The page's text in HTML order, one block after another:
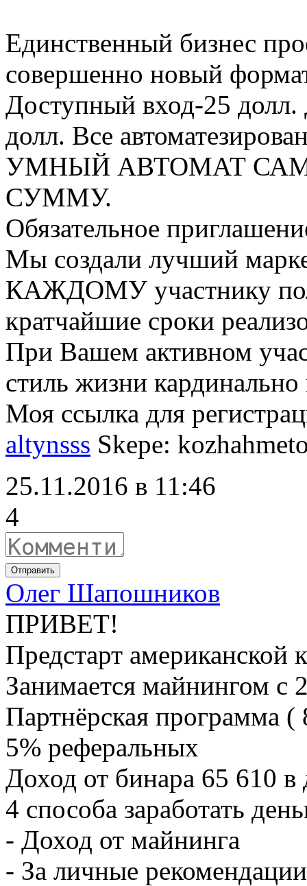
Единственный бизнес
совершенно новый
Доступный вход-25
долл. Все
УМНЫЙ АВТОМАТ
СУММУ.
Обязательное
Мы создали лучший
КАЖДОМУ участнику
кратчайшие сроки
При Вашем активном
стиль жизни кардинально
Моя ссылка для
altynsss Skepe:
25.11.2016 в 11:46
4
Отправить
Олег Шапошников
ПРИВЕТ!
Предстарт
Занимается майнингом с
Партнёрская программа (
5% реферальных
Доход от бинара 65 610 в
4 способа заработать
- Доход от майнинга
- За личные рекомендации